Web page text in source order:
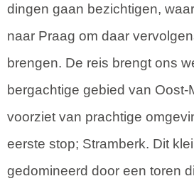
dingen gaan bezichtigen,
naar Praag om daar
brengen. De reis brengt ons
bergachtige gebied van Oost-
voorziet van prachtige
eerste stop; Stramberk. Dit
gedomineerd door een toren